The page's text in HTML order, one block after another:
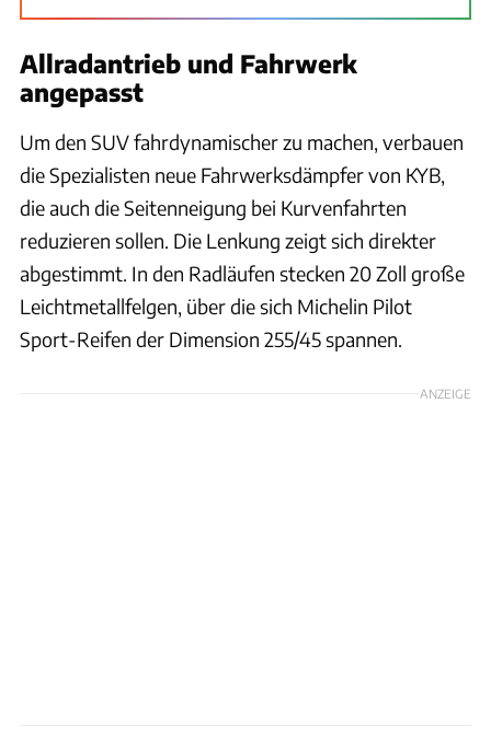
Allradantrieb und Fahrwerk
angepasst
Um den SUV fahrdynamischer zu machen, verbauen
die Spezialisten neue Fahrwerksdämpfer von KYB,
die auch die Seitenneigung bei Kurvenfahrten
reduzieren sollen. Die Lenkung zeigt sich direkter
abgestimmt. In den Radläufen stecken 20 Zoll große
Leichtmetallfelgen, über die sich Michelin Pilot
Sport-Reifen der Dimension 255/45 spannen.
ANZEIGE